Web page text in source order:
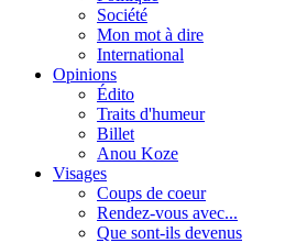
Société
Mon mot à dire
International
Opinions
Édito
Traits d'humeur
Billet
Anou Koze
Visages
Coups de coeur
Rendez-vous avec...
Que sont-ils devenus